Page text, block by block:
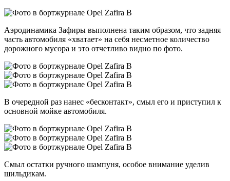
Аэродинамика Зафиры выполнена таким образом, что задняя
часть автомобиля «хватает» на себя несметное количество
дорожного мусора и это отчетливо видно по фото.
В очередной раз нанес «бесконтакт», смыл его и приступил к
основной мойке автомобиля.
Смыл остатки ручного шампуня, особое внимание уделив
шильдикам.